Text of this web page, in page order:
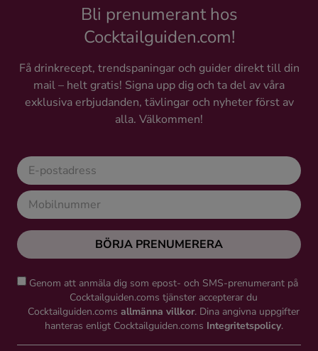
Bli prenumerant hos
Cocktailguiden.com!
Få drinkrecept, trendspaningar och guider direkt till din
mail – helt gratis! Signa upp dig och ta del av våra
exklusiva erbjudanden, tävlingar och nyheter först av
alla. Välkommen!
BÖRJA PRENUMERERA
Genom att anmäla dig som epost- och SMS-prenumerant på
Cocktailguiden.coms tjänster accepterar du
Cocktailguiden.coms allmänna villkor. Dina angivna uppgifter
hanteras enligt Cocktailguiden.coms Integritetspolicy.